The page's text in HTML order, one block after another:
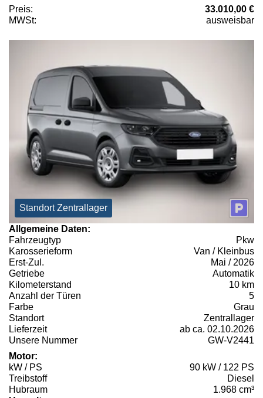
Preis:
33.010,00 €
MWSt:
ausweisbar
Standort Zentrallager
Allgemeine Daten:
Fahrzeugtyp
Pkw
Karosserieform
Van / Kleinbus
Erst-Zul.
Mai / 2026
Getriebe
Automatik
Kilometerstand
10 km
Anzahl der Türen
5
Farbe
Grau
Standort
Zentrallager
Lieferzeit
ab ca. 02.10.2026
Unsere Nummer
GW-V2441
Motor:
kW / PS
90 kW / 122 PS
Treibstoff
Diesel
Hubraum
1.968 cm³